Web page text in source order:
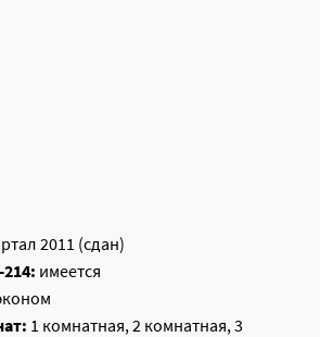
2011 (сдан)
имеется
1 комнатная, 2 комнатная, 3